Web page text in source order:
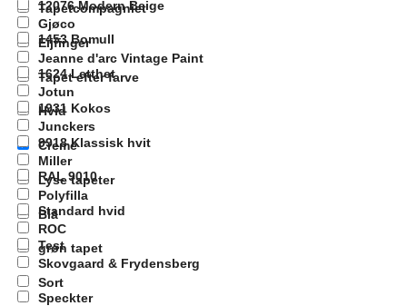
Tapetcompagniet
Eijfinger
Tapet efter farve
Hvid
Creme
Lyse tapeter
Blå
grøn tapet
Sort
12076 Modern Beige
1453 Bomull
1624 Letthet
1931 Kokos
9918 Klassisk hvit
RAL 9010
Standard hvid
Test
Gjøco
Jeanne d'arc Vintage Paint
Jotun
Junckers
Miller
Polyfilla
ROC
Skovgaard & Frydensberg
Speckter